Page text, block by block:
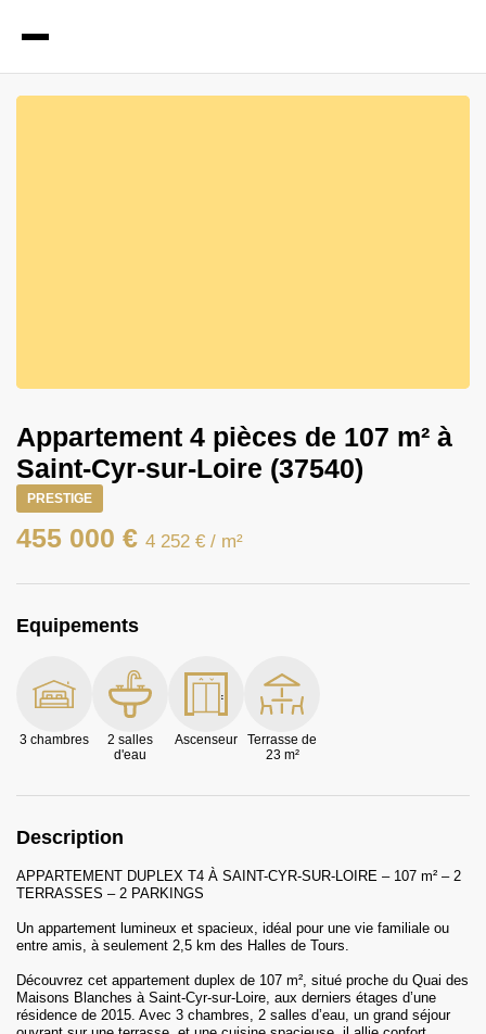
Appartement 4 pièces de 107 m² à
Saint-Cyr-sur-Loire (37540)
PRESTIGE
455 000 € 4 252 € / m²
Equipements
3 chambres
2 salles
d'eau
Ascenseur
Terrasse de
23 m²
Description
APPARTEMENT DUPLEX T4 À SAINT-CYR-SUR-LOIRE – 107 m² – 2
TERRASSES – 2 PARKINGS
Un appartement lumineux et spacieux, idéal pour une vie familiale ou
entre amis, à seulement 2,5 km des Halles de Tours.
Découvrez cet appartement duplex de 107 m², situé proche du Quai des
Maisons Blanches à Saint-Cyr-sur-Loire, aux derniers étages d’une
résidence de 2015. Avec 3 chambres, 2 salles d’eau, un grand séjour